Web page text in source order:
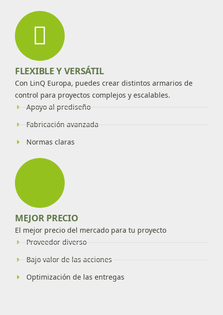
FLEXIBLE Y VERSÁTIL
Con LinQ Europa, puedes crear distintos armarios de
control para proyectos complejos y escalables.
Apoyo al prediseño
Fabricación avanzada
Normas claras
MEJOR PRECIO
El mejor precio del mercado para tu proyecto
Proveedor diverso
Bajo valor de las acciones
Optimización de las entregas